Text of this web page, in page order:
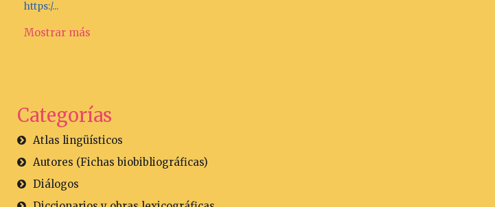
https:/...
Mostrar más
Categorías
Atlas lingüísticos
Autores (Fichas biobibliográficas)
Diálogos